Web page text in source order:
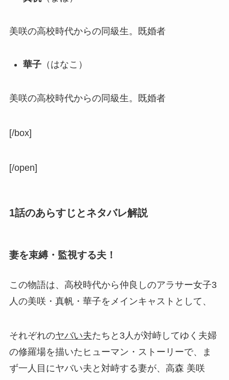
美咲の高校時代からの同級生。既婚者
華子（はなこ）
美咲の高校時代からの同級生。既婚者
[/box]
[/open]
1話のあらすじとネタバレ解説
妻を束縛・監視する夫！
この物語は、高校時代から仲良しのアラサー女子3
人の美咲・真帆・華子をメインキャストとして、
それぞれのヤバい夫たちと3人が対峙してゆく夫婦
の修羅場を描いたヒューマン・ストーリーで、ま
ず一人目にヤバい夫と対峙する妻が、高森 美咲